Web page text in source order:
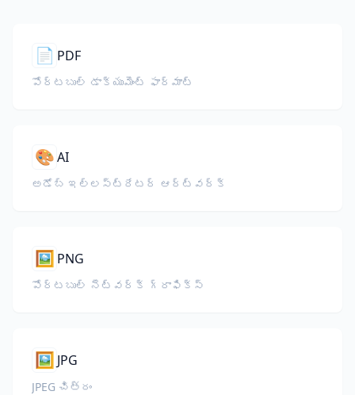
📄 PDF
పోర్టబుల్ డాక్యుమెంట్ ఫార్మాట్
🎨AI
అడోబ్ ఇల్లస్ట్రేటర్ ఆర్ట్‌వర్క్
🖼️ PNG
పోర్టబుల్ నెట్‌వర్క్ గ్రాఫిక్స్
🖼️ JPG
JPEG చిత్రం